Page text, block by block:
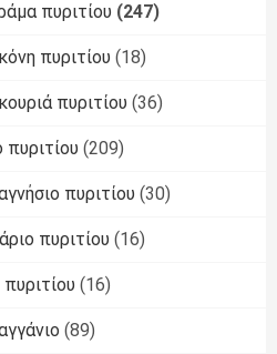
πυριτίου (247)
πυριτίου (18)
πυριτίου (36)
(209)
πυριτίου (30)
πυριτίου (16)
(16)
(89)